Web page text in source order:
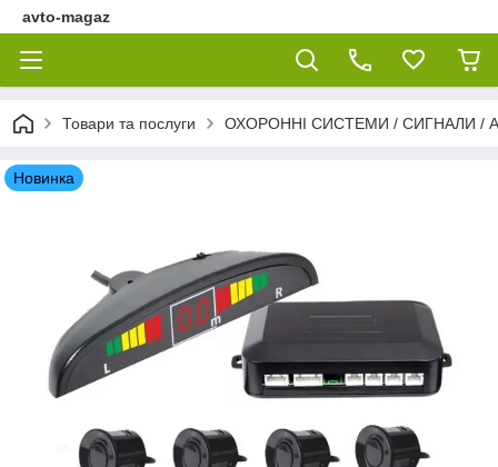
avto-magaz
Товари та послуги ОХОРОННІ СИСТЕМИ / СИГНАЛИ /
Новинка